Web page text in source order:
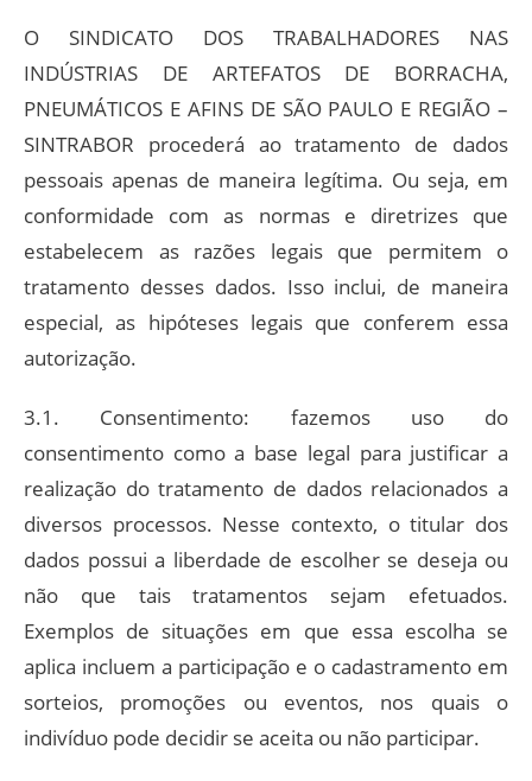
O SINDICATO DOS TRABALHADORES NAS
INDÚSTRIAS DE ARTEFATOS DE BORRACHA,
PNEUMÁTICOS E AFINS DE SÃO PAULO E REGIÃO –
SINTRABOR procederá ao tratamento de dados
pessoais apenas de maneira legítima. Ou seja, em
conformidade com as normas e diretrizes que
estabelecem as razões legais que permitem o
tratamento desses dados. Isso inclui, de maneira
especial, as hipóteses legais que conferem essa
autorização.
3.1. Consentimento: fazemos uso do
consentimento como a base legal para justificar a
realização do tratamento de dados relacionados a
diversos processos. Nesse contexto, o titular dos
dados possui a liberdade de escolher se deseja ou
não que tais tratamentos sejam efetuados.
Exemplos de situações em que essa escolha se
aplica incluem a participação e o cadastramento em
sorteios, promoções ou eventos, nos quais o
indivíduo pode decidir se aceita ou não participar.